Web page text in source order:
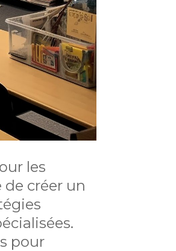
les
créer un
pour